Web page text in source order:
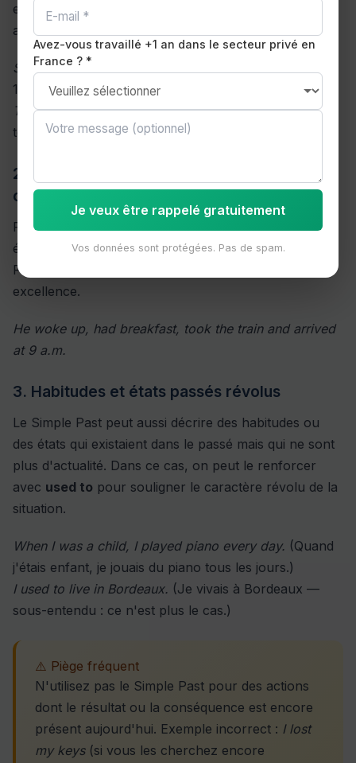
est désormais révolue. Un marqueur temporel précis
accompagne généralement la phrase.
She called me at 3 p.m. yesterday.
15h hier.)
The meeting ended two hours ago.(La réunion s'est
terminée il y a deux heures.)
2. Suite d'actions passées (récit
chronologique)
Pour raconter une histoire ou enchaîner des
événements dans l'ordre chronologique, le Simple
Past s'utilise en séquence. C'est le temps du récit par
excellence.
He woke up, had breakfast, took the train and arrived
at 9 a.m.
3. Habitudes et états passés révolus
Le Simple Past peut aussi décrire des habitudes ou
des états qui existaient dans le passé mais qui ne sont
plus d'actualité. Dans ce cas, on peut le renforcer
avec used to pour souligner le caractère révolu de la
situation.
When I was a child, I played piano every day. (Quand
j'étais enfant, je jouais du piano tous les jours.)
I used to live in Bordeaux. (Je vivais à Bordeaux —
sous-entendu : ce n'est plus le cas.)
⚠️ Piège fréquent
N'utilisez pas le Simple Past pour des actions
dont le résultat ou la conséquence est encore
présent aujourd'hui. Exemple incorrect : I lost
my keys(si vous les cherchez encore
Avez-vous travaillé +1 an dans le secteur privé en
France ? *
Je veux être rappelé gratuitement
Vos données sont protégées. Pas de spam.